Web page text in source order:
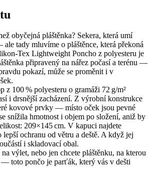
obyčejná pláštěnka? Sekera, která umí
ale tady mluvíme o pláštěnce, která překoná
Lightweight Poncho z polyesteru je
připravený na nářez počasí a terénu —
pokazí, může se proměnit i v
z 100 % polyesteru o gramáži 72 g/m²
i drsnější zacházení. Z výrobní konstrukce
kovové prvky — místo oček jsou pevné
snížila hmotnost i objem po složení, aniž by
209×145 cm. V kapuci najdete
lepší ochranu od větru a deště. A když jej
i skladovací obal.
výlet, nebo jen chcete pláštěnku, na kterou
— toto pončo je parťák, který vás v dešti